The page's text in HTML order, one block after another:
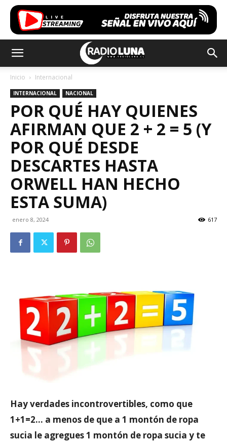
Inicio Internacional
INTERNACIONAL NACIONAL
POR QUÉ HAY QUIENES
AFIRMAN QUE 2 + 2 = 5 (Y
POR QUÉ DESDE
DESCARTES HASTA
ORWELL HAN HECHO
ESTA SUMA)
enero 8, 2024 617
Hay verdades incontrovertibles, como que
1+1=2… a menos de que a 1 montón de ropa
sucia le agregues 1 montón de ropa sucia y te